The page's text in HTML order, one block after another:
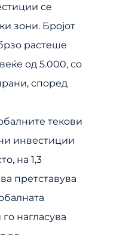
се
зони. Бројот
растеше
од 5.000, со
според
текови
инвестиции
на 1,3
претставува
нагласува